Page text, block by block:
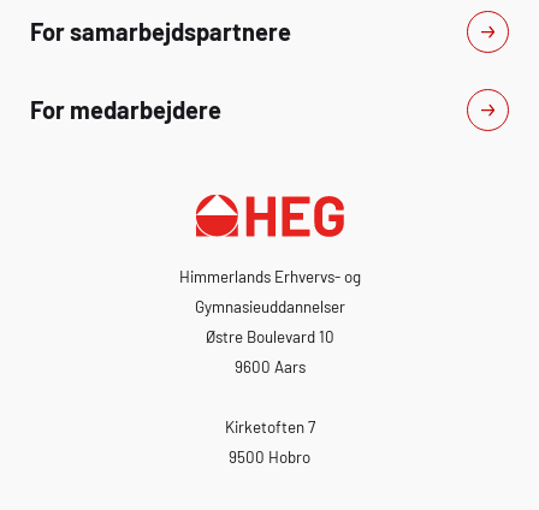
For samarbejdspartnere
For medarbejdere
Himmerlands Erhvervs- og
Gymnasieuddannelser
Østre Boulevard 10
9600 Aars
Kirketoften 7
9500 Hobro